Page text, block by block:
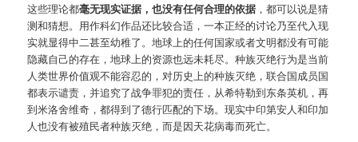
这些理论都毫无现实证据，也没有任何合理的依据 ，都可以说是猜
测和猜想。用作科幻作品还比较合适，一本正经的讨论乃至代入现
实就显得中二甚至幼稚了。地球上的任何国家或者文明都没有可能
隐藏自己的存在，地球上的资源也远未耗尽。种族灭绝行为是当前
人类世界价值观不能容忍的，对历史上的种族灭绝，联合国成员国
都表示谴责，并追究了战争罪犯的责任，从希特勒到东条英机，再
到米洛舍维奇，都得到了德行匹配的下场。现实中印第安人和印加
人也没有被殖民者种族灭绝，而是因天花病毒而死亡。